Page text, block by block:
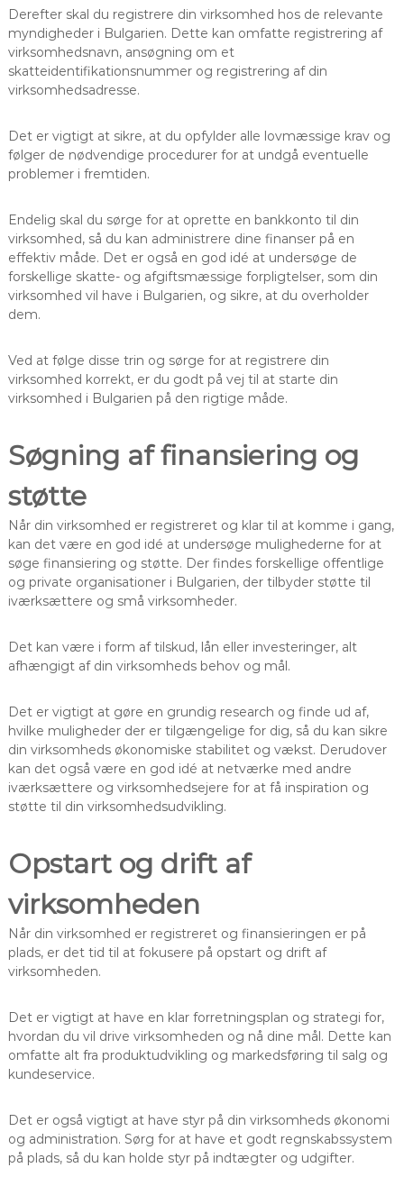
Derefter skal du registrere din virksomhed hos de relevante
myndigheder i Bulgarien. Dette kan omfatte registrering af
virksomhedsnavn, ansøgning om et
skatteidentifikationsnummer og registrering af din
virksomhedsadresse.
Det er vigtigt at sikre, at du opfylder alle lovmæssige krav og
følger de nødvendige procedurer for at undgå eventuelle
problemer i fremtiden.
Endelig skal du sørge for at oprette en bankkonto til din
virksomhed, så du kan administrere dine finanser på en
effektiv måde. Det er også en god idé at undersøge de
forskellige skatte- og afgiftsmæssige forpligtelser, som din
virksomhed vil have i Bulgarien, og sikre, at du overholder
dem.
Ved at følge disse trin og sørge for at registrere din
virksomhed korrekt, er du godt på vej til at starte din
virksomhed i Bulgarien på den rigtige måde.
Søgning af finansiering og
støtte
Når din virksomhed er registreret og klar til at komme i gang,
kan det være en god idé at undersøge mulighederne for at
søge finansiering og støtte. Der findes forskellige offentlige
og private organisationer i Bulgarien, der tilbyder støtte til
iværksættere og små virksomheder.
Det kan være i form af tilskud, lån eller investeringer, alt
afhængigt af din virksomheds behov og mål.
Det er vigtigt at gøre en grundig research og finde ud af,
hvilke muligheder der er tilgængelige for dig, så du kan sikre
din virksomheds økonomiske stabilitet og vækst. Derudover
kan det også være en god idé at netværke med andre
iværksættere og virksomhedsejere for at få inspiration og
støtte til din virksomhedsudvikling.
Opstart og drift af
virksomheden
Når din virksomhed er registreret og finansieringen er på
plads, er det tid til at fokusere på opstart og drift af
virksomheden.
Det er vigtigt at have en klar forretningsplan og strategi for,
hvordan du vil drive virksomheden og nå dine mål. Dette kan
omfatte alt fra produktudvikling og markedsføring til salg og
kundeservice.
Det er også vigtigt at have styr på din virksomheds økonomi
og administration. Sørg for at have et godt regnskabssystem
på plads, så du kan holde styr på indtægter og udgifter.